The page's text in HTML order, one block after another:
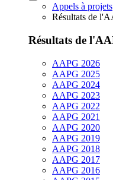
Appels à projets
Résultats de
Résultats de
AAPG 2026
AAPG 2025
AAPG 2024
AAPG 2023
AAPG 2022
AAPG 2021
AAPG 2020
AAPG 2019
AAPG 2018
AAPG 2017
AAPG 2016